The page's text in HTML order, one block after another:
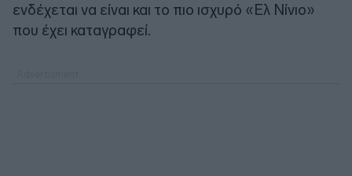
ενδέχεται να είναι και το πιο ισχυρό «Ελ Νίνιο»
που έχει καταγραφεί.